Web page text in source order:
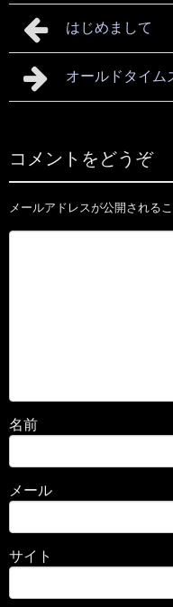
はじめまして
オールドタイム
コメントをどうぞ
メールアドレスが公開される
名前
メール
サイト